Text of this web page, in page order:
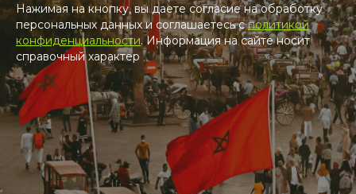
Нажимая на кнопку, вы даете согласие на обработку
персональных данных и соглашаетесь cполитикой
конфиденциальности. Информация на сайте носит
справочный характер